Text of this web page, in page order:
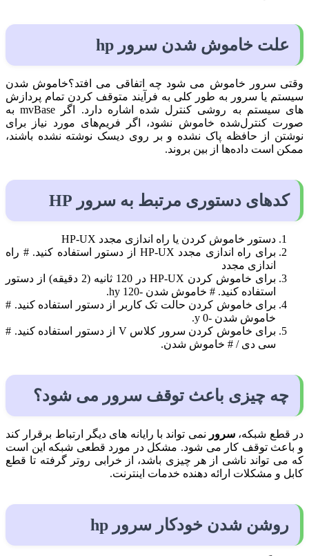
علت خاموش شدن سرور hp
وقتی سرور خاموش می شود چه اتفاقی می افتد؟خاموش شدن
سیستم یا سرور به طور کلی به فرآیند متوقف کردن تمام پردازش
های سیستم به روشی کنترل شده اشاره دارد. اگر mvBase به
صورت کنترل‌شده خاموش نشود، اگر فریم‌های مورد نیاز برای
نوشتن از حافظه پاک نشده و بر روی دیسک نوشته نشده باشند،
ممکن است داده‌ها از بین بروند.
کدهای دستوری مرتبط به سرور HP
دستور خاموش کردن یا راه اندازی مجدد HP-UX
برای راه اندازی مجدد HP-UX از دستور استفاده کنید. # راه
اندازی مجدد
برای خاموش کردن HP-UX در 120 ثانیه (2 دقیقه) از دستور
استفاده کنید. # خاموش شدن -hy 120.
برای خاموش کردن حالت تک کاربر از دستور استفاده کنید. #
خاموش شدن -y 0.
برای خاموش کردن سرور کلاس V از دستور استفاده کنید. #
سی دی / # خاموش شدن.
چه چیزی باعث توقف سرور می شود؟
در قطع شبکه، سرور نمی تواند با رایانه های دیگر ارتباط برقرار کند
و باعث توقف کار می شود. مشکل در مورد قطعی شبکه این است
که می تواند ناشی از هر چیزی باشد، از خرابی روتر گرفته تا قطع
کابل و مشکلات ارائه دهنده خدمات اینترنت.
روشن شدن خودکار سرور hp